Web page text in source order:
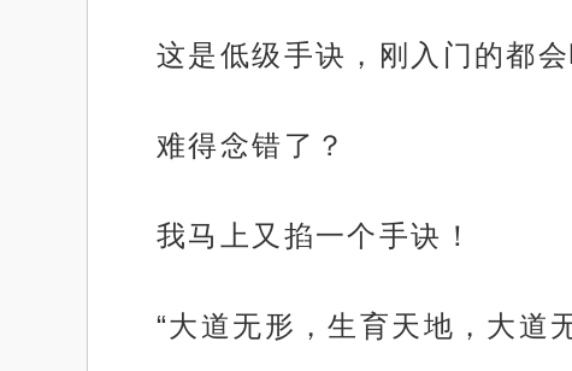
这是低级手诀，刚入门的都
难得念错了？
我马上又掐一个手诀！
“大道无形，生育天地，大道